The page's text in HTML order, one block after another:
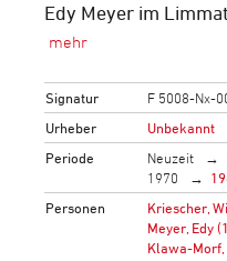
Edy Meyer im
Signatur
F 5008-Nx-
Urheber
Unbekannt
Periode
Neuzeit
1970
Personen
Kriescher,
Meyer, Edy
Klawa-Morf,